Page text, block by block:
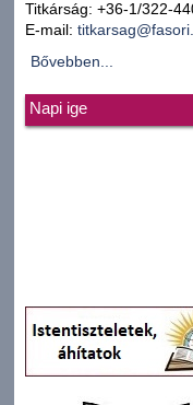
Titkárság: +36-1/322-
E-mail:
Bővebben...
Napi ige